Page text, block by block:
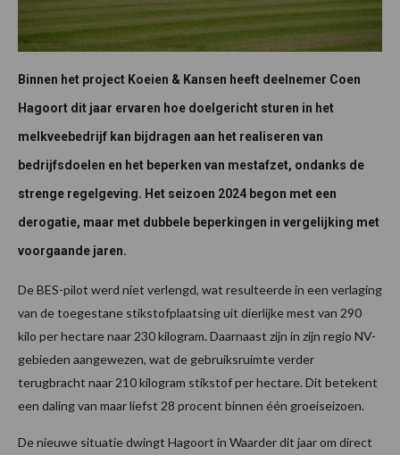
Binnen het project Koeien & Kansen heeft deelnemer Coen
Hagoort dit jaar ervaren hoe doelgericht sturen in het
melkveebedrijf kan bijdragen aan het realiseren van
bedrijfsdoelen en het beperken van mestafzet, ondanks de
strenge regelgeving. Het seizoen 2024 begon met een
derogatie, maar met dubbele beperkingen in vergelijking met
voorgaande jaren.
De BES-pilot werd niet verlengd, wat resulteerde in een verlaging
van de toegestane stikstofplaatsing uit dierlijke mest van 290
kilo per hectare naar 230 kilogram. Daarnaast zijn in zijn regio NV-
gebieden aangewezen, wat de gebruiksruimte verder
terugbracht naar 210 kilogram stikstof per hectare. Dit betekent
een daling van maar liefst 28 procent binnen één groeiseizoen.
De nieuwe situatie dwingt Hagoort in Waarder dit jaar om direct